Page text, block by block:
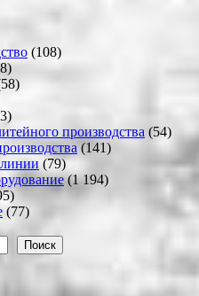
(108)
производства (54)
(141)
(79)
(1 194)
(77)
Поиск